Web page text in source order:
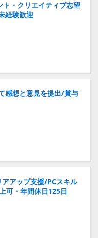
・クリエイティブ志望
経験歓迎
感想と意見を提出/賞与
アップ支援/PCスキル
可・年間休日125日